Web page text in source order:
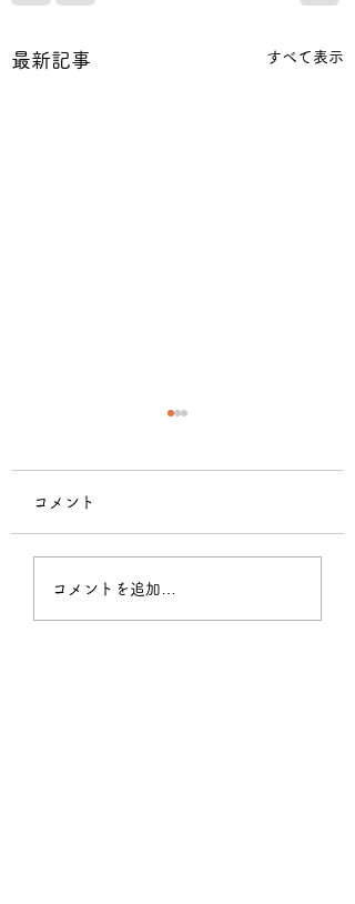
最新記事 すべて表示
​【終了】リピーターさ
ん限定◆お食事または
コメント
コメントを追加…